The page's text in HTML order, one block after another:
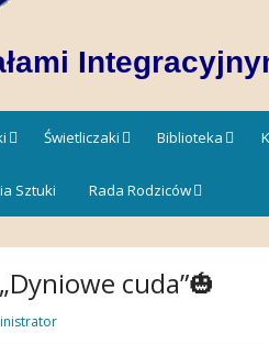
Świetliczaki Biblioteka
Sztuki Rada Rodziców
cuda”🎃